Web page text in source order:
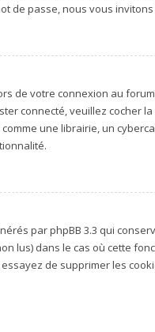
de passe, nous vous
de votre connexion au
connecté, veuillez cocher
une librairie, un
par phpBB 3.3 qui
lus) dans le cas où cette
de supprimer les